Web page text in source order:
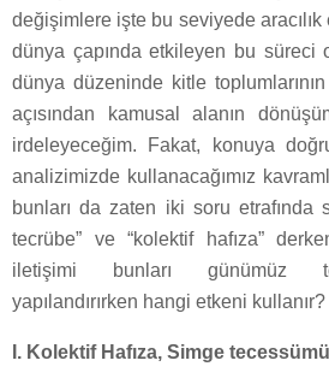
değişimlere işte bu seviyede
dünya çapında etkileyen bu süreci
dünya düzeninde kitle
açısından kamusal alanın
irdeleyeceğim. Fakat, konuya
analizimizde kullanacağımız
bunları da zaten iki soru etrafında
tecrübe” ve “kolektif hafıza”
iletişimi bunları günümüz
yapılandırırken hangi etkeni kullanır?
I. Kolektif Hafıza, Simge